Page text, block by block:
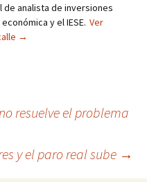
analista de inversiones
y el IESE. Ver
→
resuelve el problema
y el paro real sube →